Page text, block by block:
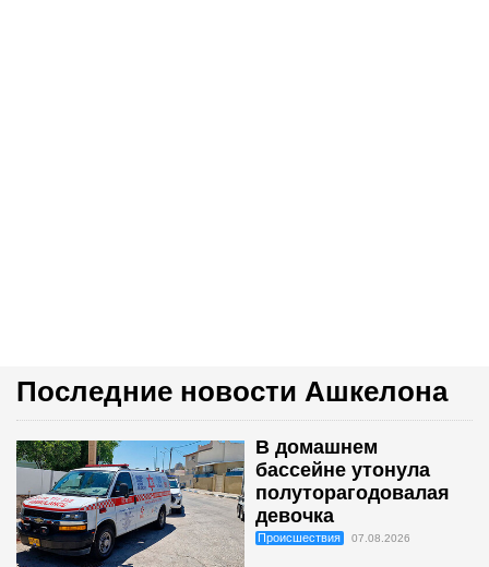
Последние новости Ашкелона
В домашнем
бассейне утонула
полуторагодовалая
девочка
Происшествия 07.08.2026